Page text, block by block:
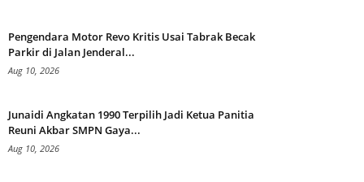
Pengendara Motor Revo Kritis Usai Tabrak Becak
Parkir di Jalan Jenderal...
Aug 10, 2026
Junaidi Angkatan 1990 Terpilih Jadi Ketua Panitia
Reuni Akbar SMPN Gaya...
Aug 10, 2026